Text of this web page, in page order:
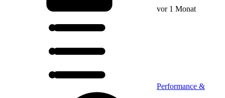
vor 1 Monat
Performance &